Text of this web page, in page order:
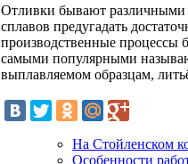
Отливки бывают различными
сплавов предугадать
производственные процессы
самыми популярными
выплавляемом образцам,
На Стойленском
Особенности